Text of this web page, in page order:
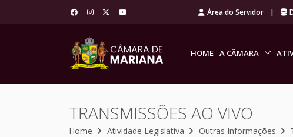
Área do Servidor |
HOME A CÂMARA
TRANSMISSÕES AO VIVO
Home Atividade Legislativa Outras Informações